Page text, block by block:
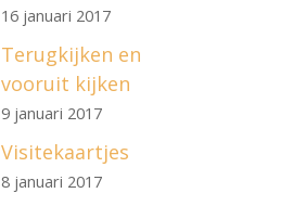
16 januari 2017
Terugkijken en
vooruit kijken
9 januari 2017
Visitekaartjes
8 januari 2017